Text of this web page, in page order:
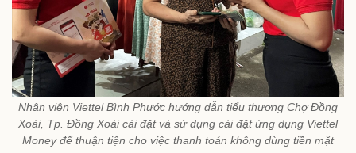
Nhân viên Viettel Bình Phước hướng dẫn tiểu thương Chợ Đồng
Xoài, Tp. Đồng Xoài cài đặt và sử dụng cài đặt ứng dụng Viettel
Money để thuận tiện cho việc thanh toán không dùng tiền mặt